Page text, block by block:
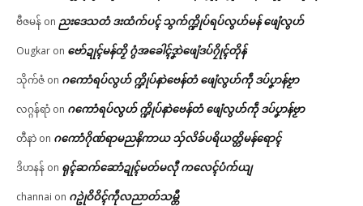
ဗီဇမန် on ညးဒေသတံ ဒးထံက်ပၚ် သွက်က္ဍိုပ်ရပ်လွဟ်မန် ဖျေံလွဟ်
Ougkar on ဗော်ဍုၚ်မန်တၟိ ဂွံအခေါၚ်ဒၞာဲဖျေံဒပ်ဂၠိုၚ်တိုန်
သိုက်ဇံ on ဂကောံရပ်လွဟ် က္ဍိုပ်နာဲဗေန်တံ ဖျေံလွဟ်ကဵု ဒပ်ပၞာန်ဗၟာ
လဂ္ဂန်ရာံ on ဂကောံရပ်လွဟ် က္ဍိုပ်နာဲဗေန်တံ ဖျေံလွဟ်ကဵု ဒပ်ပၞာန်ဗၟာ
တီနာဲ on ဂကောံဂိုဏ်ရာမညနိကာယ သှ်လိခ်ပရိယတ္တိမန်ရောၚ်
ဒိဟနန် on ရုၚ်ဆက်ဆောံဍုၚ်မတ်မလီု ကလေၚ်ပံက်ယျ
channai on ဂဥုဲဝိဝိၚ်ကဵုလညာတ်သမ္တီ